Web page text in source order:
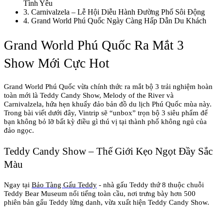
Tình Yêu
3. Carnivalzela – Lễ Hội Diễu Hành Đường Phố Sôi Động
4. Grand World Phú Quốc Ngày Càng Hấp Dẫn Du Khách
Grand World Phú Quốc Ra Mắt 3
Show Mới Cực Hot
Grand World Phú Quốc vừa chính thức ra mắt bộ 3 trải nghiệm hoàn
toàn mới là Teddy Candy Show, Melody of the River và
Carnivalzela, hứa hẹn khuấy đảo bản đồ du lịch Phú Quốc mùa này.
Trong bài viết dưới đây, Vintrip sẽ “unbox” trọn bộ 3 siêu phẩm để
bạn không bỏ lỡ bất kỳ điều gì thú vị tại thành phố không ngủ của
đảo ngọc.
Teddy Candy Show – Thế Giới Kẹo Ngọt Đầy Sắc
Màu
Ngay tại Bảo Tàng Gấu Teddy - nhà gấu Teddy thứ 8 thuộc chuỗi
Teddy Bear Museum nổi tiếng toàn cầu, nơi trưng bày hơn 500
phiên bản gấu Teddy lừng danh, vừa xuất hiện Teddy Candy Show.